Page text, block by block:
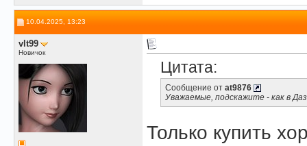
10.04.2025, 13:23
vlt99
Новичок
Цитата:
Сообщение от at9876
Уважаемые, подскажите - как в
Только купить